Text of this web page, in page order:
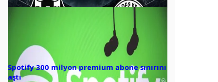
Spotify 300 milyon premium abone sınırını
aştı